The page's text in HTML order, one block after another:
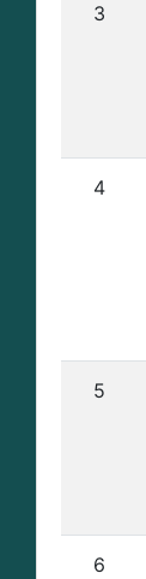
3
4
5
6